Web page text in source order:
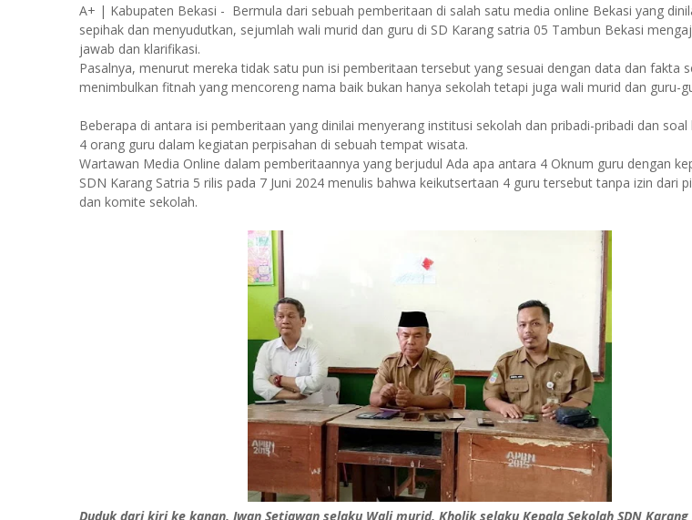
A+ | Kabupaten Bekasi - Bermula dari sebuah pemberitaan di salah satu media online Bekasi yang
sepihak dan menyudutkan, sejumlah wali murid dan guru di SD Karang satria 05 Tambun Bekasi
jawab dan klarifikasi.
Pasalnya, menurut mereka tidak satu pun isi pemberitaan tersebut yang sesuai dengan data dan fakta
menimbulkan fitnah yang mencoreng nama baik bukan hanya sekolah tetapi juga wali murid dan guru-
Beberapa di antara isi pemberitaan yang dinilai menyerang institusi sekolah dan pribadi-pribadi dan soal
4 orang guru dalam kegiatan perpisahan di sebuah tempat wisata.
Wartawan Media Online dalam pemberitaannya yang berjudul Ada apa antara 4 Oknum guru dengan
SDN Karang Satria 5 rilis pada 7 Juni 2024 menulis bahwa keikutsertaan 4 guru tersebut tanpa izin dari
dan komite sekolah.
Duduk dari kiri ke kanan, Iwan Setiawan selaku Wali murid, Kholik selaku Kepala Sekolah SDN